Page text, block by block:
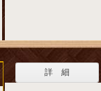
詳 細